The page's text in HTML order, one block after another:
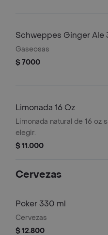
Schweppes Ginger Ale
Gaseosas
$ 7000
Limonada 16 Oz
Limonada natural de 16 oz
elegir.
$ 11.000
Cervezas
Poker 330 ml
Cervezas
$ 12.800